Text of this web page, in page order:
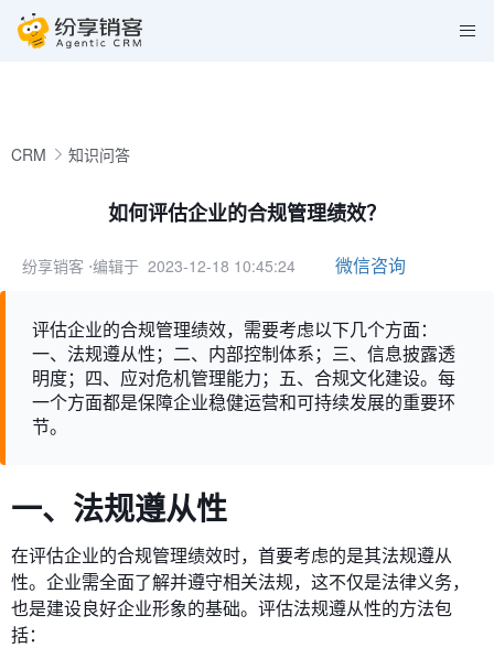
CRM 知识问答
如何评估企业的合规管理绩效？
纷享销客 ⋅编辑于 2023-12-18 10:45:24 微信咨询
评估企业的合规管理绩效，需要考虑以下几个方面：
一、法规遵从性；二、内部控制体系；三、信息披露透
明度；四、应对危机管理能力；五、合规文化建设。每
一个方面都是保障企业稳健运营和可持续发展的重要环
节。
一、法规遵从性
在评估企业的合规管理绩效时，首要考虑的是其法规遵从
性。企业需全面了解并遵守相关法规，这不仅是法律义务，
也是建设良好企业形象的基础。评估法规遵从性的方法包
括：